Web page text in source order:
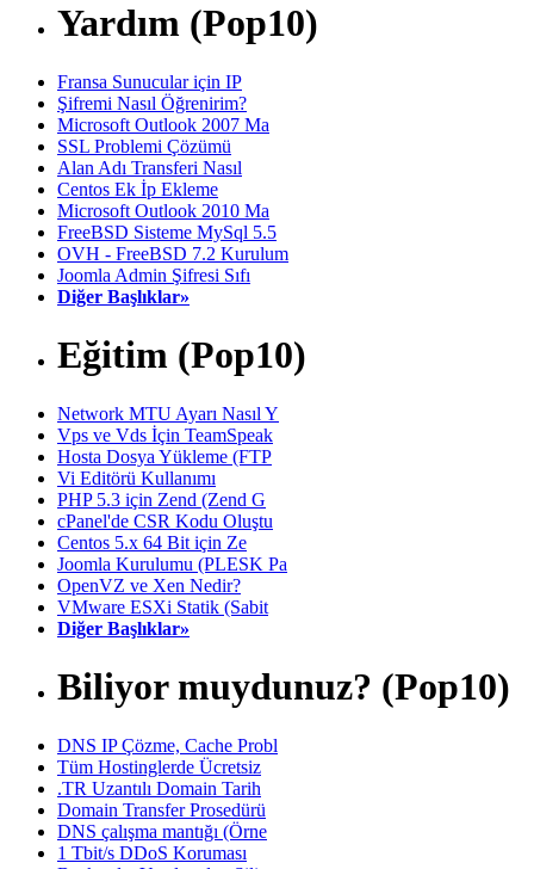
Yardım (Pop10)
Fransa Sunucular için IP
Şifremi Nasıl Öğrenirim?
Microsoft Outlook 2007 Ma
SSL Problemi Çözümü
Alan Adı Transferi Nasıl
Centos Ek İp Ekleme
Microsoft Outlook 2010 Ma
FreeBSD Sisteme MySql 5.5
OVH - FreeBSD 7.2 Kurulum
Joomla Admin Şifresi Sıfı
Diğer Başlıklar»
Eğitim (Pop10)
Network MTU Ayarı Nasıl Y
Vps ve Vds İçin TeamSpeak
Hosta Dosya Yükleme (FTP
Vi Editörü Kullanımı
PHP 5.3 için Zend (Zend G
cPanel'de CSR Kodu Oluştu
Centos 5.x 64 Bit için Ze
Joomla Kurulumu (PLESK Pa
OpenVZ ve Xen Nedir?
VMware ESXi Statik (Sabit
Diğer Başlıklar»
Biliyor muydunuz? (Pop10)
DNS IP Çözme, Cache Probl
Tüm Hostinglerde Ücretsiz
.TR Uzantılı Domain Tarih
Domain Transfer Prosedürü
DNS çalışma mantığı (Örne
1 Tbit/s DDoS Koruması